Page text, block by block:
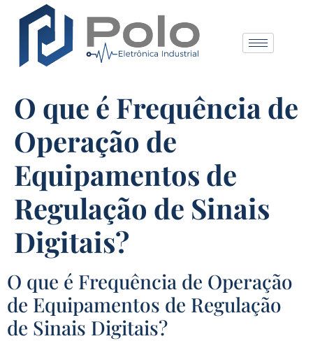
O que é Frequência de
Operação de
Equipamentos de
Regulação de Sinais
Digitais?
O que é Frequência de Operação
de Equipamentos de Regulação
de Sinais Digitais?